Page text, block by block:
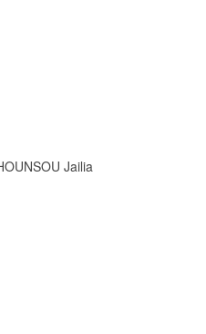
Jailia